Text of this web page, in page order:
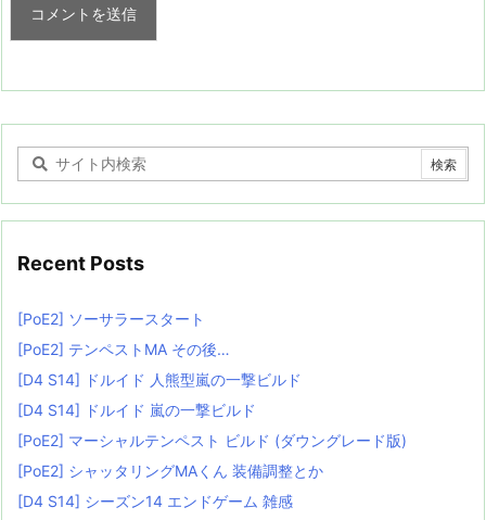
Recent Posts
[PoE2] ソーサラースタート
[PoE2] テンペストMA その後…
[D4 S14] ドルイド 人熊型嵐の一撃ビルド
[D4 S14] ドルイド 嵐の一撃ビルド
[PoE2] マーシャルテンペスト ビルド (ダウングレード版)
[PoE2] シャッタリングMAくん 装備調整とか
[D4 S14] シーズン14 エンドゲーム 雑感